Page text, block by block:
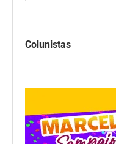
Colunistas